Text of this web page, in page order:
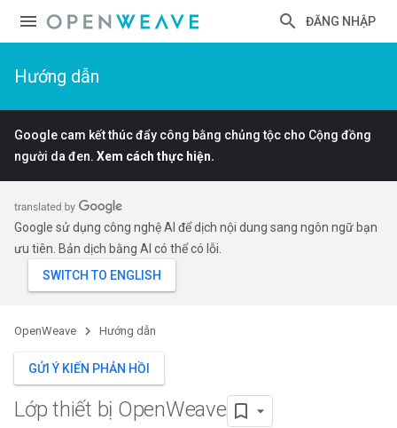
ĐĂNG NHẬP
Hướng dẫn
Google cam kết thúc đẩy công bằng chủng tộc cho Cộng đồng
người da đen. Xem cách thực hiện.
Google sử dụng công nghệ AI để dịch nội dung sang ngôn ngữ bạn
ưu tiên. Bản dịch bằng AI có thể có lỗi.
OpenWeave Hướng dẫn
GỬI Ý KIẾN PHẢN HỒI
Lớp thiết bị OpenWeave